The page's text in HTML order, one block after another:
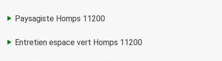
Paysagiste Homps 11200
Entretien espace vert Homps 11200